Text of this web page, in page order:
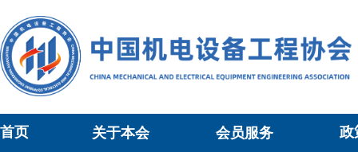
首页 关于本会 会员服务 政